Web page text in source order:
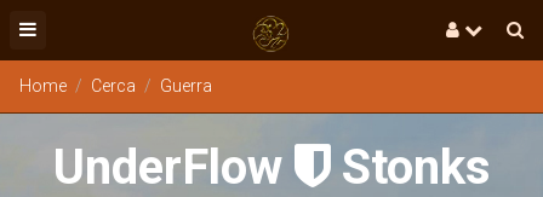
Home Cerca Guerra
UnderFlow Stonks